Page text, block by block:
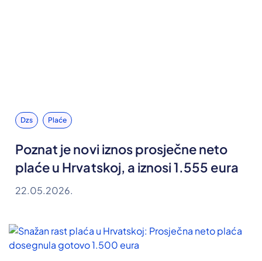
Dzs Plaće
Poznat je novi iznos prosječne neto
plaće u Hrvatskoj, a iznosi 1.555 eura
22.05.2026.